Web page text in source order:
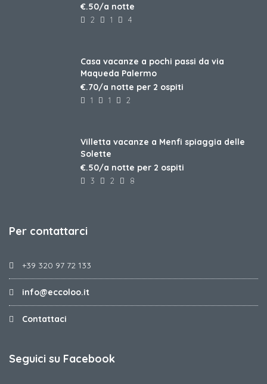
€.50/a notte
2 1 4
Casa vacanze a pochi passi da via
Maqueda Palermo
€.70/a notte per 2 ospiti
1 1 2
Villetta vacanze a Menfi spiaggia delle
Solette
€.50/a notte per 2 ospiti
3 2 8
Per contattarci
+39 320 97 72 133
info@eccoloo.it
Contattaci
Seguici su Facebook